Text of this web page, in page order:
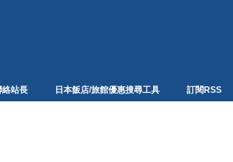
絡站長 日本飯店/旅館優惠搜尋工具 訂閱RSS